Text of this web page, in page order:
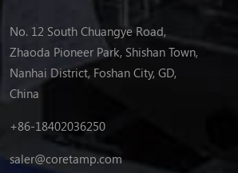
No. 12 South Chuangye Road,
Zhaoda Pioneer Park, Shishan Town,
Nanhai District, Foshan City, GD,
China
+86-18402036250
saler@coretamp.com